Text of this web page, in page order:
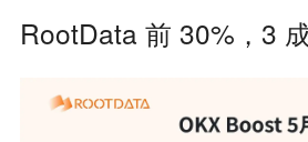
RootData 前 30%，3